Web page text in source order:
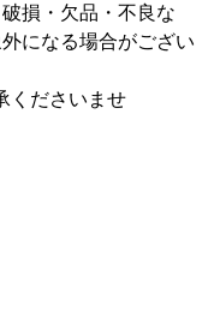
損・欠品・不良な
になる場合がござい
くださいませ